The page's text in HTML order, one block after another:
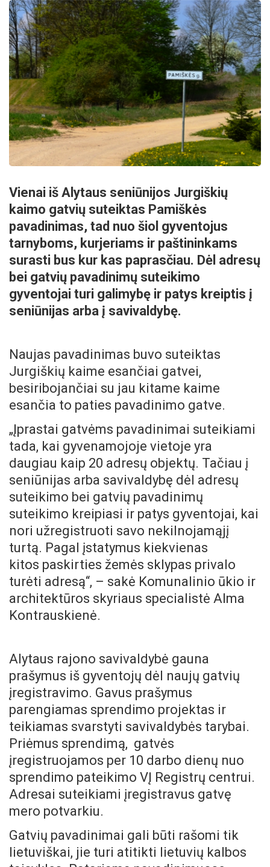
Vienai iš Alytaus seniūnijos Jurgiškių
kaimo gatvių suteiktas Pamiškės
pavadinimas, tad nuo šiol gyventojus
tarnyboms, kurjeriams ir paštininkams
surasti bus kur kas paprasčiau. Dėl adresų
bei gatvių pavadinimų suteikimo
gyventojai turi galimybę ir patys kreiptis į
seniūnijas arba į savivaldybę.
Naujas pavadinimas buvo suteiktas
Jurgiškių kaime esančiai gatvei,
besiribojančiai su jau kitame kaime
esančia to paties pavadinimo gatve.
„Įprastai gatvėms pavadinimai suteikiami
tada, kai gyvenamojoje vietoje yra
daugiau kaip 20 adresų objektų. Tačiau į
seniūnijas arba savivaldybę dėl adresų
suteikimo bei gatvių pavadinimų
suteikimo kreipiasi ir patys gyventojai, kai
nori užregistruoti savo nekilnojamąjį
turtą. Pagal įstatymus kiekvienas
kitos paskirties žemės sklypas privalo
turėti adresą“, – sakė Komunalinio ūkio ir
architektūros skyriaus specialistė Alma
Kontrauskienė.
Alytaus rajono savivaldybė gauna
prašymus iš gyventojų dėl naujų gatvių
įregistravimo. Gavus prašymus
parengiamas sprendimo projektas ir
teikiamas svarstyti savivaldybės tarybai.
Priėmus sprendimą, gatvės
įregistruojamos per 10 darbo dienų nuo
sprendimo pateikimo VĮ Registrų centrui.
Adresai suteikiami įregistravus gatvę
mero potvarkiu.
Gatvių pavadinimai gali būti rašomi tik
lietuviškai, jie turi atitikti lietuvių kalbos